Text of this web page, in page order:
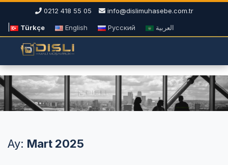
0212 418 55 05 info@dislimuhasebe.com.tr
Türkçe English Русский العربية
Ay: Mart 2025